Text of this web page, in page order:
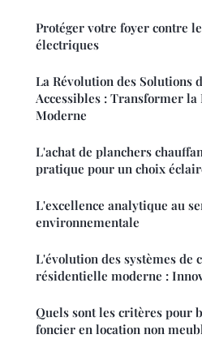
Protéger votre foyer contre
électriques
La Révolution des Solutions
Accessibles : Transformer
Moderne
L'achat de planchers
pratique pour un choix
L'excellence analytique au
environnementale
L'évolution des systèmes de
résidentielle moderne :
Quels sont les critères pour
foncier en location non